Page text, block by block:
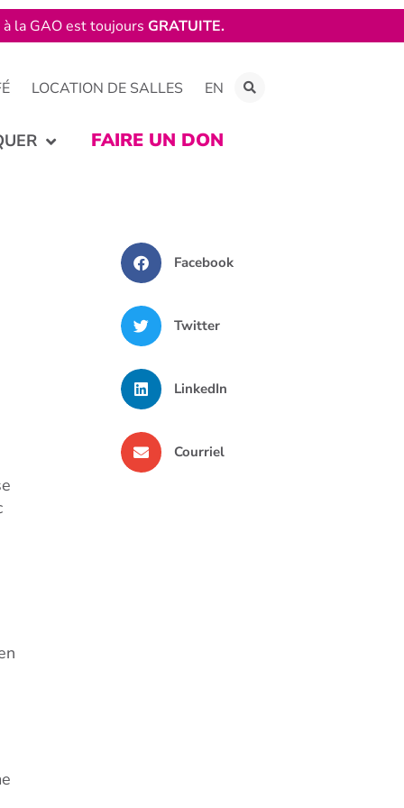
LOCATION DE SALLES EN
FAIRE UN DON
Facebook
Twitter
LinkedIn
Courriel
la GAO est toujours GRATUITE.